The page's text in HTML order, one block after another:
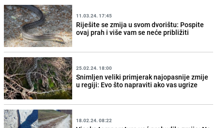
11.03.24. 17:45
Riješite se zmija u svom dvorištu: Pospite
ovaj prah i više vam se neće približiti
25.02.24. 18:00
Snimljen veliki primjerak najopasnije zmije
u regiji: Evo što napraviti ako vas ugrize
18.02.24. 08:22